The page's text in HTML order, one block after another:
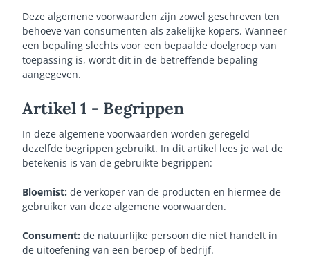
Deze algemene voorwaarden zijn zowel geschreven ten
behoeve van consumenten als zakelijke kopers. Wanneer
een bepaling slechts voor een bepaalde doelgroep van
toepassing is, wordt dit in de betreffende bepaling
aangegeven.
Artikel 1 - Begrippen
In deze algemene voorwaarden worden geregeld
dezelfde begrippen gebruikt. In dit artikel lees je wat de
betekenis is van de gebruikte begrippen:
Bloemist: de verkoper van de producten en hiermee de
gebruiker van deze algemene voorwaarden.
Consument: de natuurlijke persoon die niet handelt in
de uitoefening van een beroep of bedrijf.